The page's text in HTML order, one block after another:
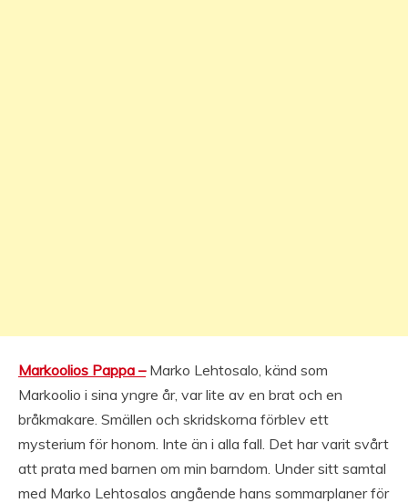
Markoolios Pappa –Marko Lehtosalo, känd som
Markoolio i sina yngre år, var lite av en brat och en
bråkmakare. Smällen och skridskorna förblev ett
mysterium för honom. Inte än i alla fall. Det har varit svårt
att prata med barnen om min barndom. Under sitt samtal
med Marko Lehtosalos angående hans sommarplaner för